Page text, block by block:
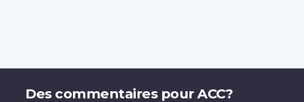
Des commentaires pour ACC?